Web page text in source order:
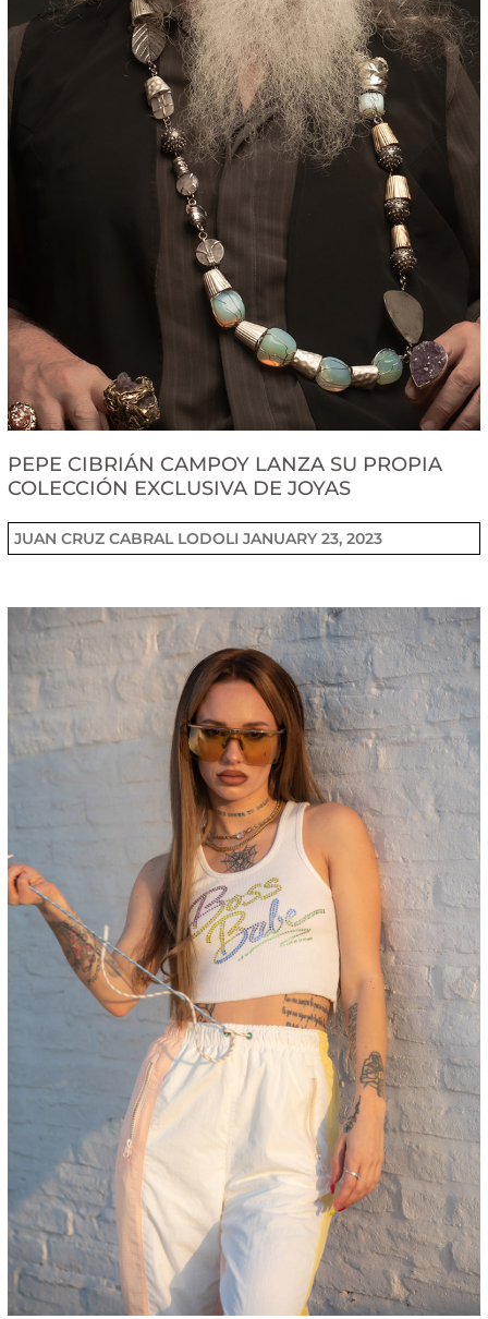
PEPE CIBRIÁN CAMPOY LANZA SU PROPIA
COLECCIÓN EXCLUSIVA DE JOYAS
JUAN CRUZ CABRAL LODOLIJANUARY 23, 2023